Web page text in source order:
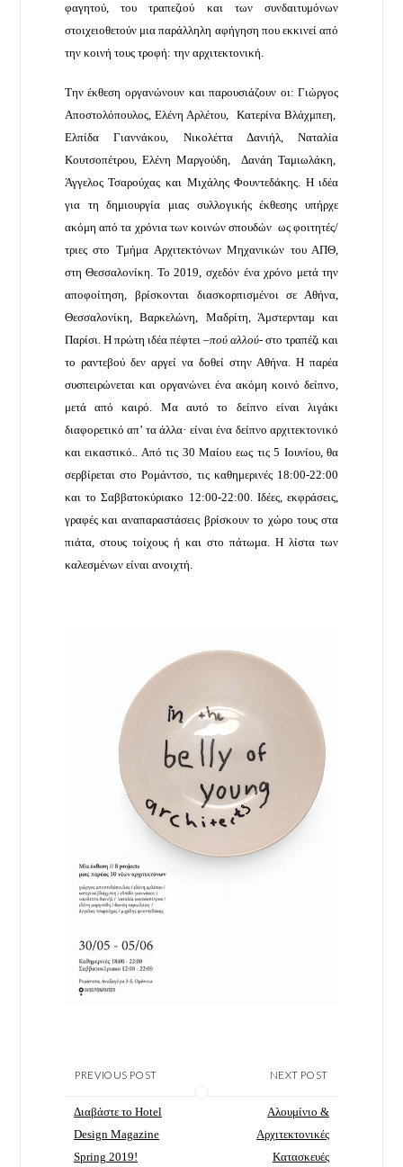
φαγητού, του τραπεζιού και των συνδαιτυμόνων
στοιχειοθετούν μια παράλληλη αφήγηση που εκκινεί από
την κοινή τους τροφή: την αρχιτεκτονική.
Την έκθεση οργανώνουν και παρουσιάζουν οι: Γιώργος
Αποστολόπουλος, Ελένη Αρλέτου, Κατερίνα Βλάχμπεη,
Ελπίδα Γιαννάκου, Νικολέττα Δανιήλ, Ναταλία
Κουτσοπέτρου, Ελένη Μαργούδη, Δανάη Ταμιωλάκη,
Άγγελος Τσαρούχας και Μιχάλης Φουντεδάκης. Η ιδέα
για τη δημιουργία μιας συλλογικής έκθεσης υπήρχε
ακόμη από τα χρόνια των κοινών σπουδών ως φοιτητές/
τριες στο Τμήμα Αρχιτεκτόνων Μηχανικών του ΑΠΘ,
στη Θεσσαλονίκη. Το 2019, σχεδόν ένα χρόνο μετά την
αποφοίτηση, βρίσκονται διασκορπισμένοι σε Αθήνα,
Θεσσαλονίκη, Βαρκελώνη, Μαδρίτη, Άμστερνταμ και
Παρίσι. Η πρώτη ιδέα πέφτει–πού αλλού-στο τραπέζι και
το ραντεβού δεν αργεί να δοθεί στην Αθήνα. Η παρέα
συσπειρώνεται και οργανώνει ένα ακόμη κοινό δείπνο,
μετά από καιρό. Μα αυτό το δείπνο είναι λιγάκι
διαφορετικό απ’ τα άλλα· είναι ένα δείπνο αρχιτεκτονικό
και εικαστικό.. Από τις 30 Μαίου εως τις 5 Ιουνίου, θα
σερβίρεται στο Ρομάντσο, τις καθημερινές 18:00-22:00
και το Σαββατοκύριακο 12:00-22:00. Ιδέες, εκφράσεις,
γραφές και αναπαραστάσεις βρίσκουν το χώρο τους στα
πιάτα, στους τοίχους ή και στο πάτωμα. Η λίστα των
καλεσμένων είναι ανοιχτή.
PREVIOUS POST
Διαβάστε το Hotel
Design Magazine
Spring 2019!
NEXT POST
Αλουμίνιο &
Αρχιτεκτονικές
Κατασκευές